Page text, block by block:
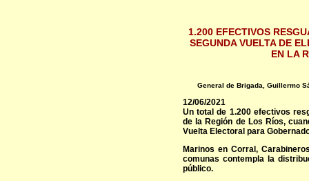
1.200 EFECTIVOS
SEGUNDA VUELTA DE
EN LA
General de Brigada, Guillermo
12/06/2021
Un total de 1.200 efectivos
de la Región de Los Ríos,
Vuelta Electoral para
Marinos en Corral,
comunas contempla la
público.